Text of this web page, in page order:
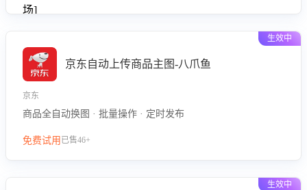
生效中
京东自动上传商品主图-八爪鱼
京东
商品全自动换图 · 批量操作 · 定时发布
免费试用 已售46+
生效中